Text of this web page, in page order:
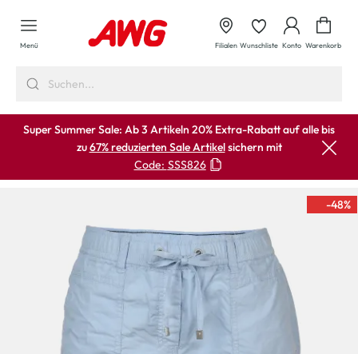
springen
Menü Filialen Wunschliste Konto Warenkorb
Super Summer Sale: Ab 3 Artikeln 20% Extra-Rabatt auf alle bis
zu67% reduzierten Sale Artikelsichern mit
Code: SSS826
-48%